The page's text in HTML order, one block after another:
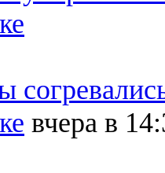
вчера в